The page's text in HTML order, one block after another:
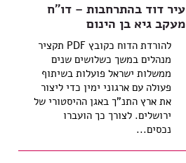
עיר דוד בהתרחבות – דו"ח
מעקב גיא בן הינום
להורדת הדוח כקובץ PDF תקציר
מנהלים במשך כשלושים שנים
ממשלות ישראל פועלות בשיתוף
פעולה עם ארגוני ימין כדי ליצור
את ארץ התנ"ך באגן ההיסטורי של
ירושלים. לצורך כך הועברו
נכסים...